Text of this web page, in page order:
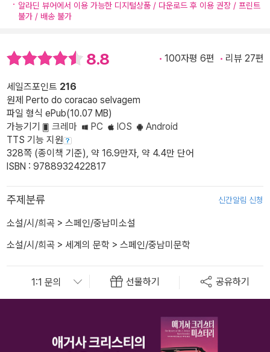
알라딘 뷰어에서 이용 가능한 디지털상품 / 다운로드 후 이용 권장 / 프린트
불가 / 배송 불가
8.8 100자평 6편 리뷰 27편
세일즈포인트 216
원제 Perto do coracao selvagem
파일 형식 ePub(10.07 MB)
가능기기
크레마 PC IOS
Android
TTS 기능 지원
328쪽 (종이책 기준), 약 16.9만자, 약 4.4만 단어
ISBN : 9788932422817
주제분류 신간알림 신청
소설/시/희곡 > 스페인/중남미소설
소설/시/희곡 > 세계의 문학 > 스페인/중남미문학
선물하기 공유하기